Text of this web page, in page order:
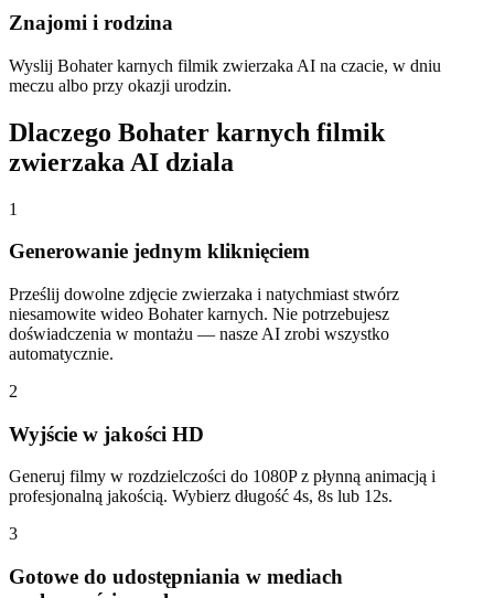
Znajomi i rodzina
Wyslij Bohater karnych filmik zwierzaka AI na czacie, w dniu
meczu albo przy okazji urodzin.
Dlaczego Bohater karnych filmik
zwierzaka AI dziala
1
Generowanie jednym kliknięciem
Prześlij dowolne zdjęcie zwierzaka i natychmiast stwórz
niesamowite wideo Bohater karnych. Nie potrzebujesz
doświadczenia w montażu — nasze AI zrobi wszystko
automatycznie.
2
Wyjście w jakości HD
Generuj filmy w rozdzielczości do 1080P z płynną animacją i
profesjonalną jakością. Wybierz długość 4s, 8s lub 12s.
3
Gotowe do udostępniania w mediach